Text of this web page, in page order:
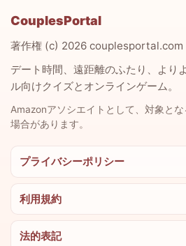
CouplesPortal
著作権 (c) 2026 couplesportal.com
デート時間、遠距離のふたり、より
ル向けクイズとオンラインゲーム。
Amazonアソシエイトとして、対象と
場合があります。
プライバシーポリシー
利用規約
法的表記